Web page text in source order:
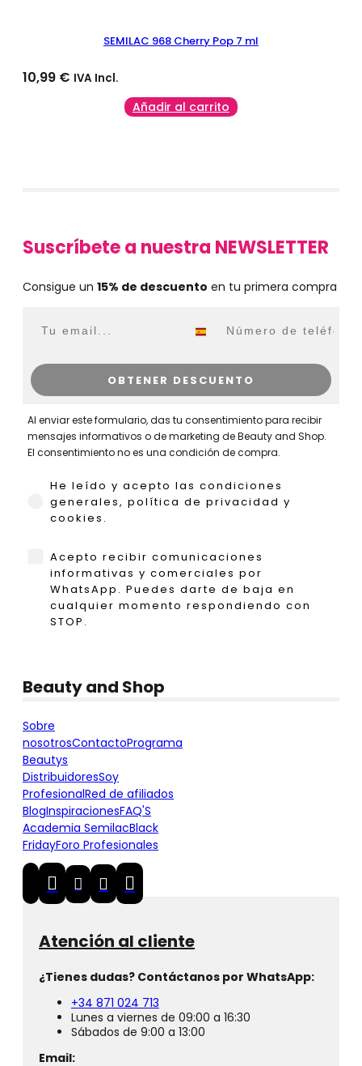
SEMILAC 968 Cherry Pop 7 ml
10,99 € IVA Incl.
Añadir al carrito
Suscríbete a nuestra NEWSLETTER
Consigue un 15% de descuento en tu primera compra
OBTENER DESCUENTO
Al enviar este formulario, das tu consentimiento para recibir
mensajes informativos o de marketing de Beauty and Shop.
El consentimiento no es una condición de compra.
He leído y acepto las condiciones
He leído y acepto las condiciones
generales, política de privacidad y
cookies.
WhatsApp
Acepto recibir comunicaciones
informativas y comerciales por
WhatsApp. Puedes darte de baja en
cualquier momento respondiendo con
STOP.
Beauty and Shop
Sobre
nosotrosContactoPrograma
Beautys
DistribuidoresSoy
ProfesionalRed de afiliados
BlogInspiracionesFAQ'S
Academia SemilacBlack
FridayForo Profesionales
Atención al cliente
¿Tienes dudas? Contáctanos por WhatsApp:
+34 871 024 713
Lunes a viernes de 09:00 a 16:30
Sábados de 9:00 a 13:00
Email: